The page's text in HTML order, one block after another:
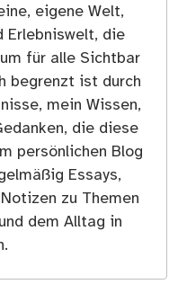
eigene Welt,
Erlebniswelt, die
für alle Sichtbar
begrenzt ist durch
mein Wissen,
die diese
persönlichen Blog
Essays,
zu Themen
dem Alltag in